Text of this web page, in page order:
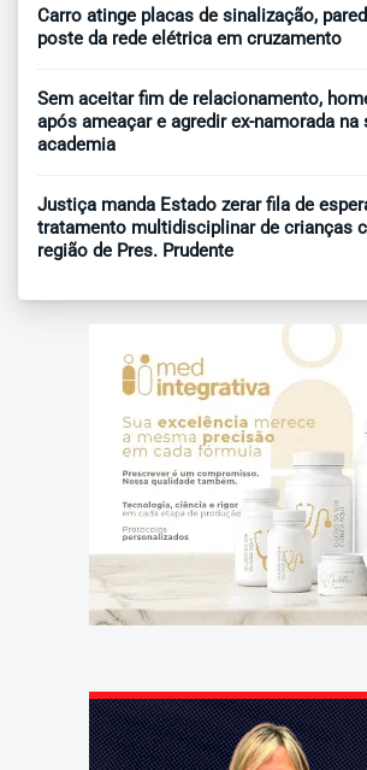
Carro atinge placas de sinalização,
poste da rede elétrica em cruzamento
Sem aceitar fim de relacionamento,
após ameaçar e agredir ex-namorada na
academia
Justiça manda Estado zerar fila de
tratamento multidisciplinar de crianças
região de Pres. Prudente